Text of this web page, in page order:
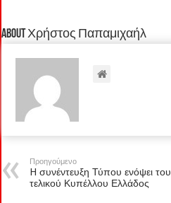
About Χρήστος Παπαμιχαήλ
Προηγούμενο
H συνέντευξη Τύπου ενόψει του
τελικού Κυπέλλου Ελλάδος